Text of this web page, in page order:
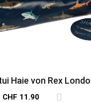
Haie von Rex
CHF 11.90